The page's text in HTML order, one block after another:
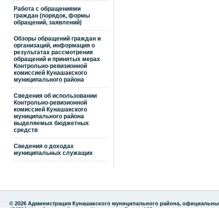
Работа с обращениями
граждан (порядок, формы
обращений, заявлений)
Обзоры обращений граждан и
организаций, информация о
результатах рассмотрения
обращений и принятых мерах
Контрольно-ревизионной
комиссией Кунашакского
муниципального района
Сведения об использовании
Контрольно-ревизионной
комиссией Кунашакского
муниципального района
выделяемых бюджетных
средств
Сведения о доходах
муниципальных служащих
© 2026 Администрация Кунашакского муниципального района,
456730, Челябинская область, с.Кунашак, ул. Ленина 103